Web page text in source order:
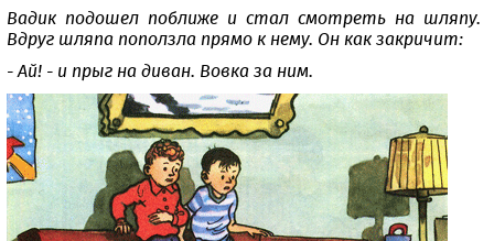
Вадик подошел поближе и стал смотреть на шляпу.
Вдруг шляпа поползла прямо к нему. Он как закричит:
- Ай! - и прыг на диван. Вовка за ним.